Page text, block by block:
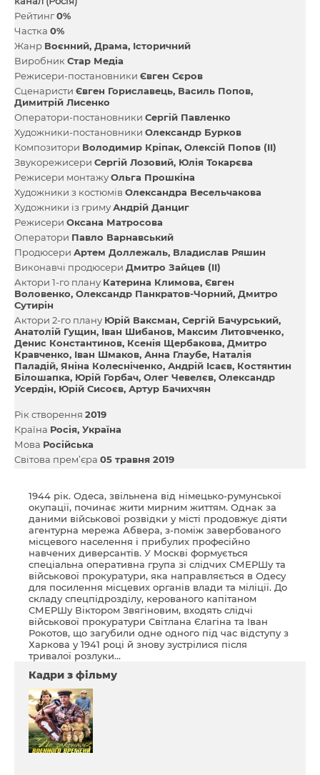
Рейтинг0%
Частка 0%
Жанр Воєнний Драма Історичний
Виробник Стар Медіа
Режисери-постановники Євген Сєров
Сценаристи Євген Гориславець Василь Попов
Димитрій Лисенко
Оператори-постановники Сергій Павленко
Художники-постановники Олександр Бурков
Композитори Володимир Кріпак Олексій Попов (II)
Звукорежисери Сергій Лозовий Юлія Токарєва
Режисери монтажуОльга Прошкіна
Художники з костюмів Олександра Весельчакова
Художники із гримуАндрій Данциг
Режисери Оксана Матросова
Оператори Павло Варнавський
Продюсери Артем Доллежаль Владислав Ряшин
Виконавчі продюсери Дмитро Зайцев (II)
Актори 1-го плану Катерина Климова Євген
Воловенко Олександр Панкратов-Чорний Дмитро
Сутирін
Актори 2-го плану Юрій Ваксман Сергій Бачурський
Анатолій Гущин Іван Шибанов Максим Литовченко
Денис Константинов Ксенія Щербакова Дмитро
Кравченко Іван Шмаков Анна Глаубе Наталія
Паладій Яніна Колесніченко Андрій Ісаєв Костянтин
Білошапка Юрій Горбач Олег Чевелєв Олександр
Усердін Юрій Сисоєв Артур Бачихчян
Рік створення 2019
Країна Росія Україна
Мова Російська
Світова прем’єра 05 травня 2019
1944 рік. Одеса, звільнена від німецько-румунської
окупації, починає жити мирним життям. Однак за
даними військової розвідки у місті продовжує діяти
агентурна мережа Абвера, з-поміж завербованого
місцевого населення і прибулих професійно
навчених диверсантів. У Москві формується
спеціальна оперативна група зі слідчих СМЕРШу та
військової прокуратури, яка направляється в Одесу
для посилення місцевих органів влади та міліції. До
складу спецпідрозділу, керованого капітаном
СМЕРШу Віктором Звягіновим, входять слідчі
військової прокуратури Світлана Єлагіна та Іван
Рокотов, що загубили одне одного під час відступу з
Харкова у 1941 році й знову зустрілися після
тривалої розлуки...
Кадри з фільму